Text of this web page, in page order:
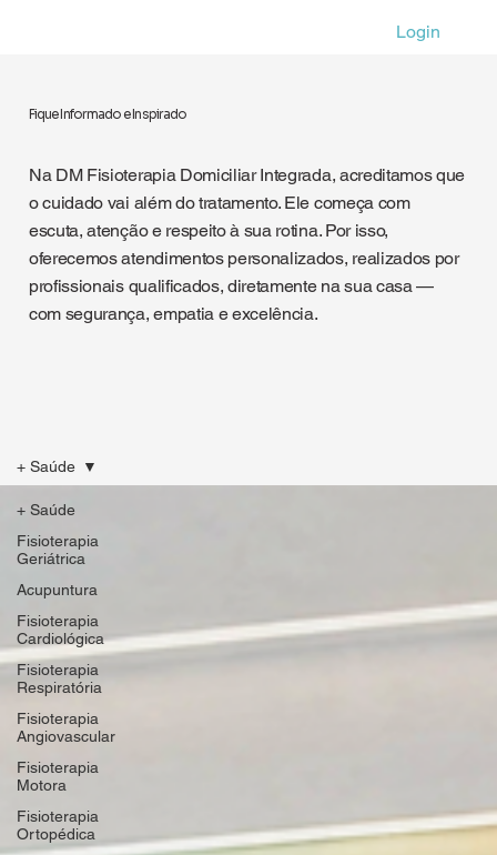
Login
Na DM Fisioterapia Domiciliar Integrada, acreditamos que
o cuidado vai além do tratamento. Ele começa com
escuta, atenção e respeito à sua rotina. Por isso,
oferecemos atendimentos personalizados, realizados por
profissionais qualificados, diretamente na sua casa —
com segurança, empatia e excelência.
Fique Informado e Inspirado
+ Saúde
Fisioterapia
Geriátrica
Acupuntura
Fisioterapia
Cardiológica
Fisioterapia
Respiratória
Fisioterapia
Angiovascular
Fisioterapia
Motora
Fisioterapia
Ortopédica
+ Saúde